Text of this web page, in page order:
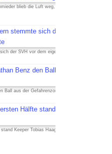
blieb die Luft weg, als er versehentlich von
der SVH vor dem eigenen Tor gegen die Gäste
Ball aus der Gefahrenzone
Keeper Tobias Haag öfters im Blickpunkt